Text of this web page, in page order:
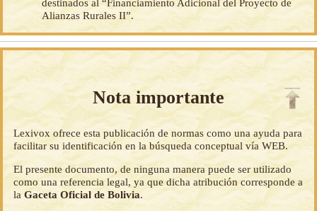
destinados al “Financiamiento Adicional del Proyecto de
Alianzas Rurales II”.
Nota importante
Lexivox ofrece esta publicación de normas como una ayuda para
facilitar su identificación en la búsqueda conceptual vía WEB.
El presente documento, de ninguna manera puede ser utilizado
como una referencia legal, ya que dicha atribución corresponde a
laGaceta Oficial de Bolivia.